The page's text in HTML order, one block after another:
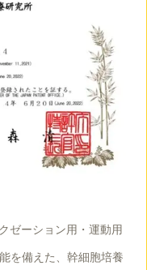
ゼーション用・運動用
えた、幹細胞培養